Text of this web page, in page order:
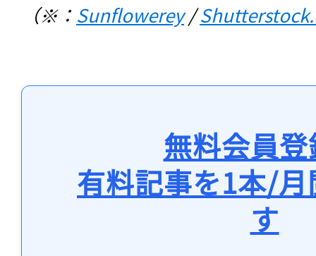
（※： Sunflowerey /
無料会員
有料記事を1本/
す